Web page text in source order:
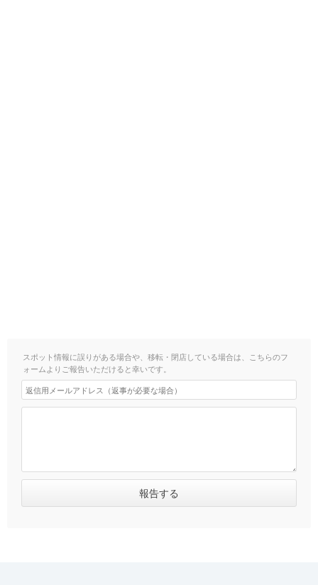
スポット情報に誤りがある場合や、移転・閉店している場合は、こちらのフ
ォームよりご報告いただけると幸いです。